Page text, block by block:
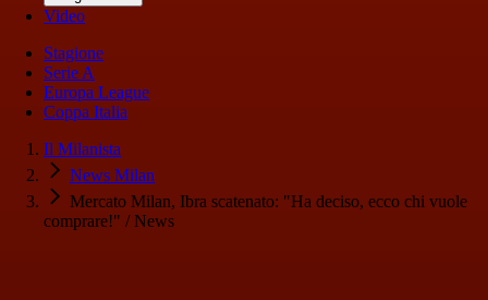
Video
Stagione
Serie A
Europa League
Coppa Italia
Il Milanista
News Milan
Mercato Milan, Ibra scatenato: "Ha deciso, ecco chi vuole
comprare!" / News